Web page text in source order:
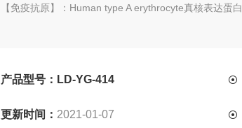
【免疫抗原】：Human type A erythrocyte真核表达蛋白
产品型号：LD-YG-414
更新时间： 2021-01-07